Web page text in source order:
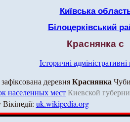
Київська
Білоцерківський
Краснянка с
Історичні адміністративні
деревняКраснянка
населенных местКиевской
uk.wikipedia.org